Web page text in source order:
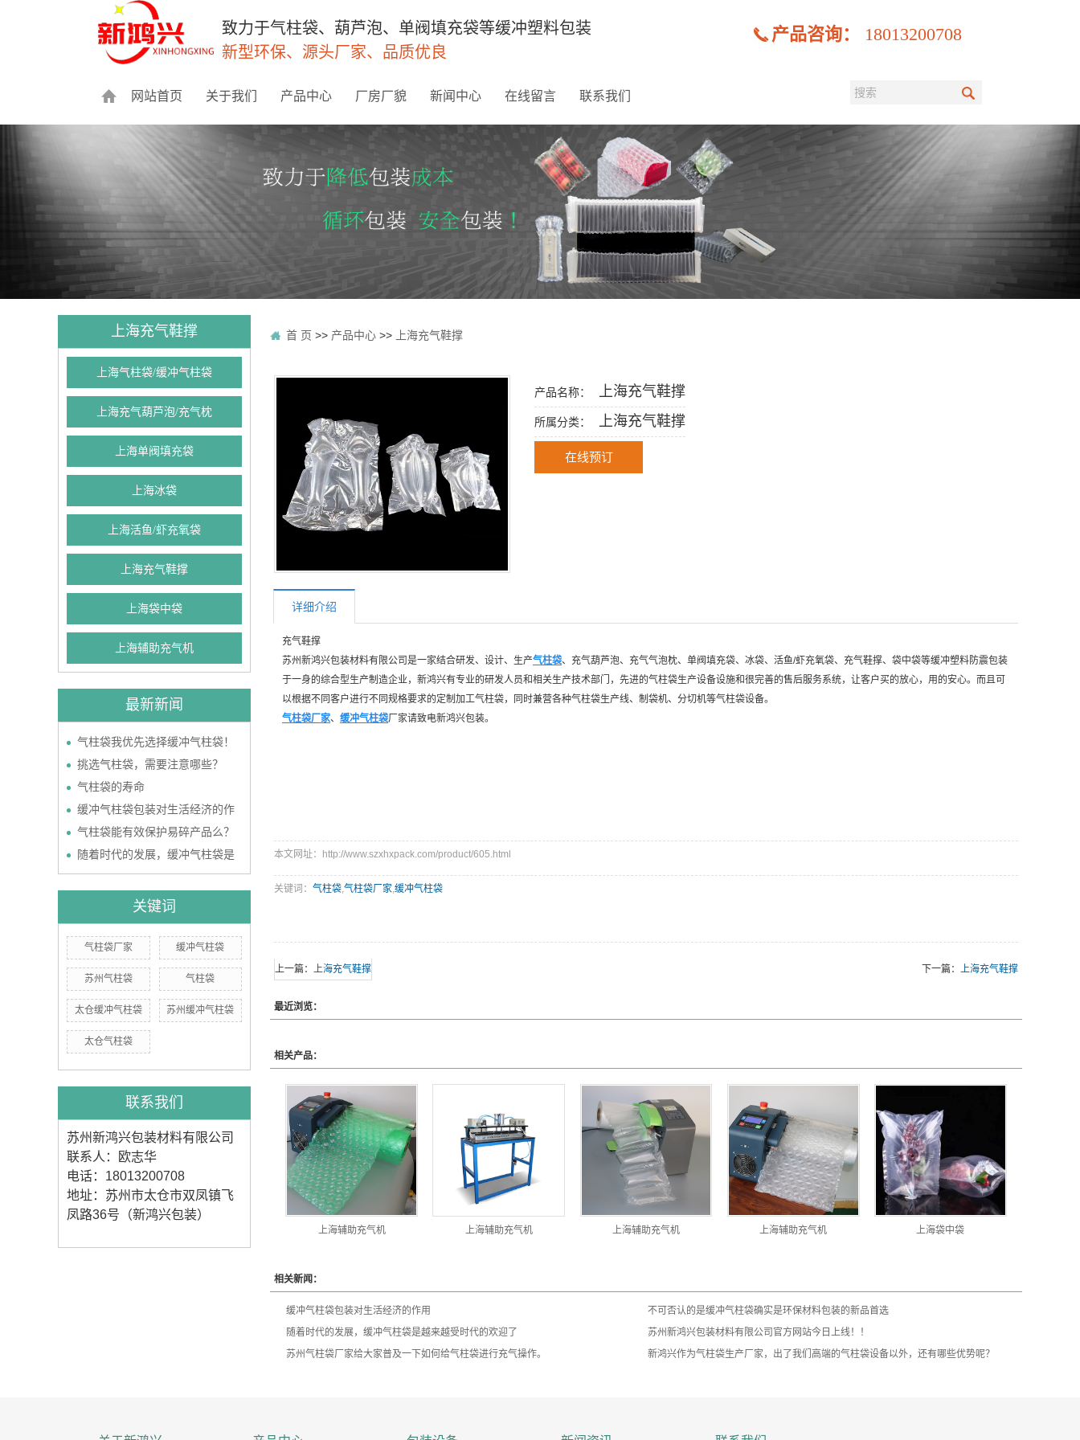
致力于气柱袋、葫芦泡、单阀填充袋等缓冲塑料包装
新型环保、源头厂家、品质优良
产品咨询： 18013200708
网站首页 关于我们 产品中心 厂房厂貌 新闻中心 在线留言 联系我们
上海充气鞋撑
上海气柱袋/缓冲气柱袋
上海充气葫芦泡/充气枕
上海单阀填充袋
上海冰袋
上海活鱼/虾充氧袋
上海充气鞋撑
上海袋中袋
上海辅助充气机
最新新闻
气柱袋我优先选择缓冲气柱袋！
挑选气柱袋，需要注意哪些？
气柱袋的寿命
缓冲气柱袋包装对生活经济的作
气柱袋能有效保护易碎产品么？
随着时代的发展，缓冲气柱袋是
关键词
气柱袋厂家 缓冲气柱袋
苏州气柱袋 气柱袋
太仓缓冲气柱袋 苏州缓冲气柱袋
太仓气柱袋
联系我们
苏州新鸿兴包装材料有限公司
联系人：欧志华
电话：18013200708
地址：苏州市太仓市双凤镇飞
凤路36号（新鸿兴包装）
首 页 >> 产品中心 >> 上海充气鞋撑
产品名称： 上海充气鞋撑
所属分类： 上海充气鞋撑
在线预订
详细介绍
充气鞋撑
苏州新鸿兴包装材料有限公司是一家结合研发、设计、生产气柱袋、充气葫芦泡、充气气泡枕、单阀填充袋、冰袋、活鱼/虾充氧袋、充气鞋撑、袋中袋等缓冲塑料防震包装
于一身的综合型生产制造企业，新鸿兴有专业的研发人员和相关生产技术部门，先进的气柱袋生产设备设施和很完善的售后服务系统，让客户买的放心，用的安心。而且可
以根据不同客户进行不同规格要求的定制加工气柱袋，同时兼营各种气柱袋生产线、制袋机、分切机等气柱袋设备。
气柱袋厂家、 缓冲气柱袋厂家请致电新鸿兴包装。
本文网址：http://www.szxhxpack.com/product/605.html
关键词： 气柱袋,气柱袋厂家,缓冲气柱袋
上一篇： 上海充气鞋撑 下一篇： 上海充气鞋撑
最近浏览：
相关产品：
上海辅助充气机 上海辅助充气机 上海辅助充气机 上海辅助充气机 上海袋中袋
相关新闻：
缓冲气柱袋包装对生活经济的作用
不可否认的是缓冲气柱袋确实是环保材料包装的新品首选
随着时代的发展，缓冲气柱袋是越来越受时代的欢迎了
苏州新鸿兴包装材料有限公司官方网站今日上线！！
苏州气柱袋厂家给大家普及一下如何给气柱袋进行充气操作。
新鸿兴作为气柱袋生产厂家，出了我们高端的气柱袋设备以外，还有哪些优势呢？